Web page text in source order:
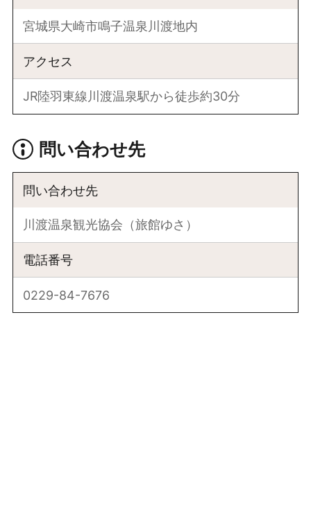
宮城県大崎市鳴子温泉川渡地内
アクセス
JR陸羽東線川渡温泉駅から徒歩約30分
問い合わせ先
問い合わせ先
川渡温泉観光協会（旅館ゆさ）
電話番号
0229-84-7676